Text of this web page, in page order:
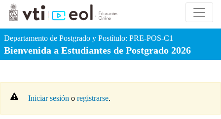
Ir al contenido principal
Departamento de Postgrado y Postítulo: PRE-POS-C1
Bienvenida a Estudiantes de Postgrado 2026
Iniciar sesión o registrarse.